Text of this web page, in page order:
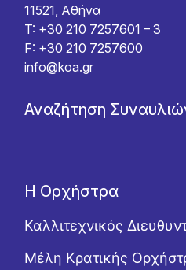
11521, Αθήνα
T: +30 210 7257601 – 3
F: +30 210 7257600
info@koa.gr
Αναζήτηση
Η Ορχήστρα
Καλλιτεχνικός
Μέλη Κρατικής